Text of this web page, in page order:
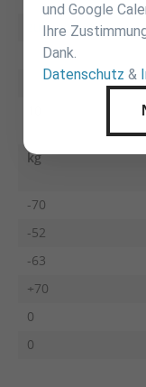
zur Tabelle
kg
-70
-52
-63
+70
0
0
und Google
Ihre
Dank.
Datenschutz &